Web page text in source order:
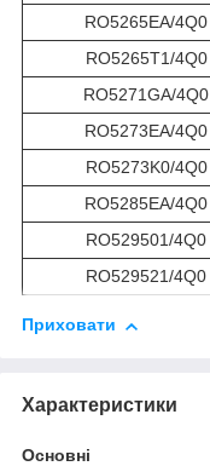
RO5265EA/4Q0
RO5265T1/4Q0
RO5271GA/4Q0
RO5273EA/4Q0
RO5273K0/4Q0
RO5285EA/4Q0
RO529501/4Q0
RO529521/4Q0
Приховати
Характеристики
Основні